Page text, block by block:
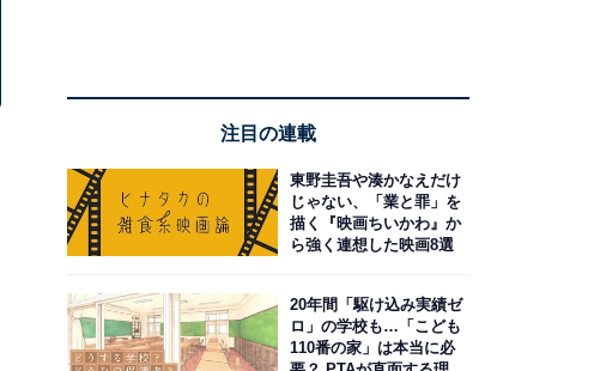
注目の連載
東野圭吾や湊かなえだけ
じゃない、「業と罪」を
描く『映画ちいかわ』か
ら強く連想した映画8選
20年間「駆け込み実績ゼ
ロ」の学校も…「こども
110番の家」は本当に必